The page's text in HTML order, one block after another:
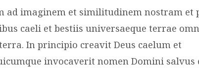
ad imaginem et similitudinem nostram et
caeli et bestiis universaeque terrae
In principio creavit Deus caelum et
invocaverit nomen Domini salvus